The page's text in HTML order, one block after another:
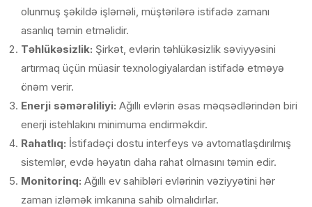
olunmuş şəkildə işləməli, müştərilərə istifadə zamanı
asanlıq təmin etməlidir.
Təhlükəsizlik: Şirkət, evlərin təhlükəsizlik səviyyəsini
artırmaq üçün müasir texnologiyalardan istifadə etməyə
önəm verir.
Enerji səmərəliliyi: Ağıllı evlərin əsas məqsədlərindən biri
enerji istehlakını minimuma endirməkdir.
Rahatlıq: İstifadəçi dostu interfeys və avtomatlaşdırılmış
sistemlər, evdə həyatın daha rahat olmasını təmin edir.
Monitorinq: Ağıllı ev sahibləri evlərinin vəziyyətini hər
zaman izləmək imkanına sahib olmalıdırlar.